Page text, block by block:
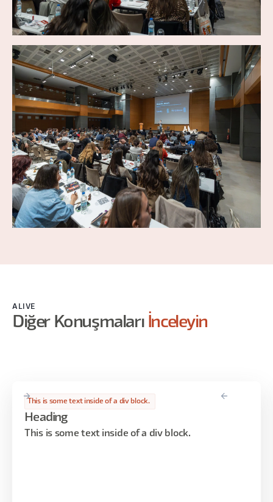
ALIVE
Diğer Konuşmaları İnceleyin
This is some text inside of a div block.
Heading
This is some text inside of a div block.